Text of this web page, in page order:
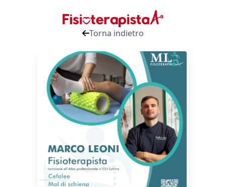
Torna indietro